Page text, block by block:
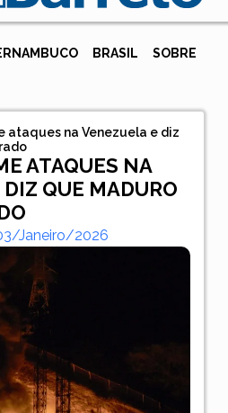
BRASIL SOBRE
ataques na Venezuela e diz
ATAQUES NA
QUE MADURO
janeiro/2026